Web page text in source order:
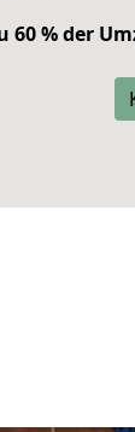
60 % der